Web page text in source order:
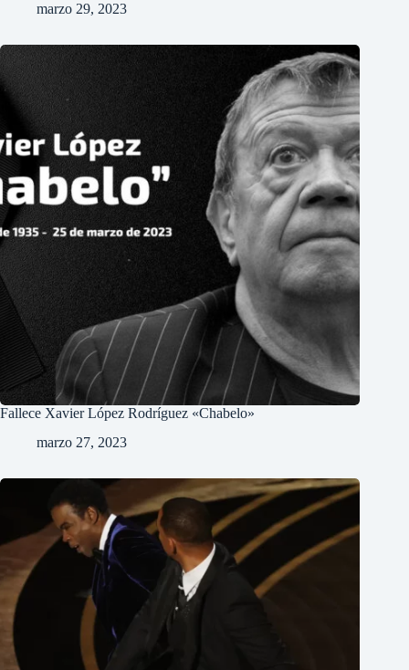
marzo 29, 2023
Fallece Xavier López Rodríguez «Chabelo»
marzo 27, 2023